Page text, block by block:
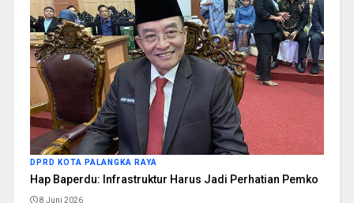
DPRD KOTA PALANGKA RAYA
Hap Baperdu: Infrastruktur Harus Jadi Perhatian Pemko
8 Juni 2026